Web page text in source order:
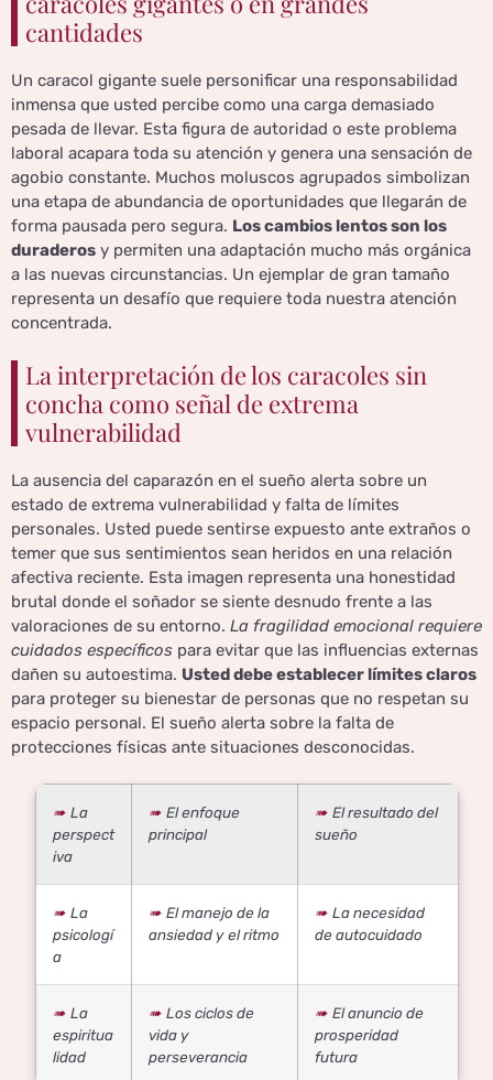
cantidades
Un caracol gigante suele personificar una responsabilidad
inmensa que usted percibe como una carga demasiado
pesada de llevar. Esta figura de autoridad o este problema
laboral acapara toda su atención y genera una sensación de
agobio constante. Muchos moluscos agrupados simbolizan
una etapa de abundancia de oportunidades que llegarán de
forma pausada pero segura. Los cambios lentos son los
duraderos y permiten una adaptación mucho más orgánica
a las nuevas circunstancias. Un ejemplar de gran tamaño
representa un desafío que requiere toda nuestra atención
concentrada.
La interpretación de los caracoles sin
concha como señal de extrema
vulnerabilidad
La ausencia del caparazón en el sueño alerta sobre un
estado de extrema vulnerabilidad y falta de límites
personales. Usted puede sentirse expuesto ante extraños o
temer que sus sentimientos sean heridos en una relación
afectiva reciente. Esta imagen representa una honestidad
brutal donde el soñador se siente desnudo frente a las
valoraciones de su entorno. La fragilidad emocional requiere
cuidados específicos para evitar que las influencias externas
dañen su autoestima. Usted debe establecer límites claros
para proteger su bienestar de personas que no respetan su
espacio personal. El sueño alerta sobre la falta de
protecciones físicas ante situaciones desconocidas.
La
perspect
iva
El enfoque
principal
El resultado del
sueño
La
psicologí
a
El manejo de la
ansiedad y el ritmo
La necesidad
de autocuidado
La
espiritua
lidad
Los ciclos de
vida y
perseverancia
El anuncio de
prosperidad
futura